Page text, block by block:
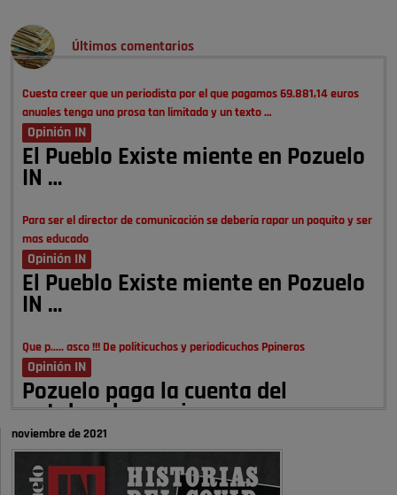
Últimos comentarios
Cuesta creer que un periodista por el que pagamos 69.881,14 euros
anuales tenga una prosa tan limitada y un texto …
Opinión IN
El Pueblo Existe miente en Pozuelo
IN …
Para ser el director de comunicación se debería rapar un poquito y ser
mas educado
Opinión IN
El Pueblo Existe miente en Pozuelo
IN …
Que p..... asco !!! De politicuchos y periodicuchos Ppineros
Opinión IN
Pozuelo paga la cuenta del
autobombo: casi …
Señora Alcaldesa Ud no ha vivido nunca en Pozuelo , pero yo si desde
hace más de 60 años , …
noviembre de 2021